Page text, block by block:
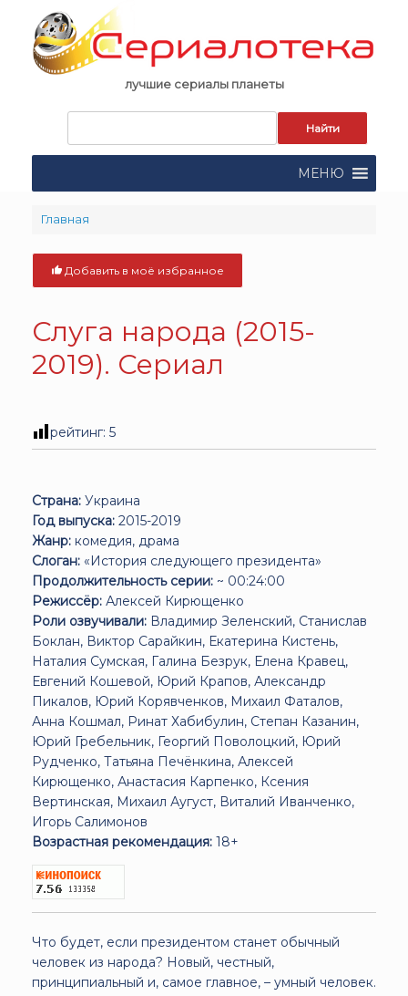
content
лучшие сериалы планеты
поиска:
МЕНЮ
Главная
Добавить в моё избранное
Слуга народа (2015-
2019). Сериал
рейтинг: 5
Страна: Украина
Год выпуска: 2015-2019
Жанр: комедия, драма
Слоган: «История следующего президента»
Продолжительность серии: ~ 00:24:00
Режиссёр: Алексей Кирющенко
Роли озвучивали: Владимир Зеленский, Станислав
Боклан, Виктор Сарайкин, Екатерина Кистень,
Наталия Сумская, Галина Безрук, Елена Кравец,
Евгений Кошевой, Юрий Крапов, Александр
Пикалов, Юрий Корявченков, Михаил Фаталов,
Анна Кошмал, Ринат Хабибулин, Степан Казанин,
Юрий Гребельник, Георгий Поволоцкий, Юрий
Рудченко, Татьяна Печёнкина, Алексей
Кирющенко, Анастасия Карпенко, Ксения
Вертинская, Михаил Аугуст, Виталий Иванченко,
Игорь Салимонов
Возрастная рекомендация: 18+
Что будет, если президентом станет обычный
человек из народа? Новый, честный,
принципиальный и, самое главное, – умный человек.